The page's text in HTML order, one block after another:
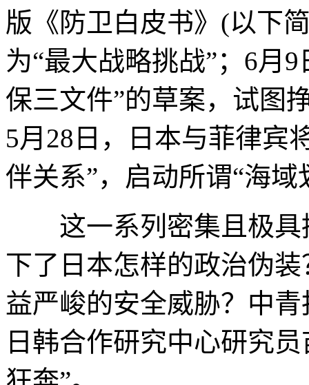
版《防卫白皮书》(以下
为“最大战略挑战”；6月
保三文件”的草案，试图
5月28日，日本与菲律宾
伴关系”，启动所谓“海
这一系列密集且极具
下了日本怎样的政治伪
益严峻的安全威胁？中
日韩合作研究中心研究